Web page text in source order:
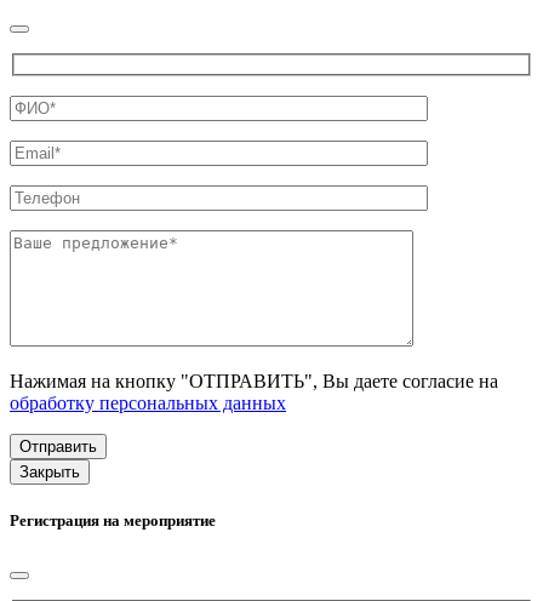
Нажимая на кнопку "ОТПРАВИТЬ", Вы даете согласие на
обработку персональных данных
Закрыть
Регистрация на мероприятие